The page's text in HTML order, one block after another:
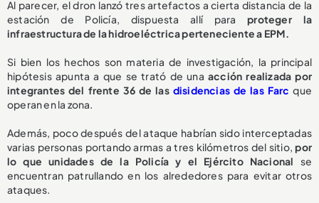
Al parecer, el dron lanzó tres artefactos a cierta distancia de la
estación de Policía, dispuesta allí paraproteger la
infraestructura de la hidroeléctrica perteneciente a EPM.
Si bien los hechos son materia de investigación, la principal
hipótesis apunta a que se trató de una acción realizada por
integrantes del frente 36 de las disidencias de las Farcque
operan en la zona.
Además, poco después del ataque habrían sido interceptadas
varias personas portando armas a tres kilómetros del sitio, por
lo que unidades de la Policía y el Ejército Nacional se
encuentran patrullando en los alrededores para evitar otros
ataques.